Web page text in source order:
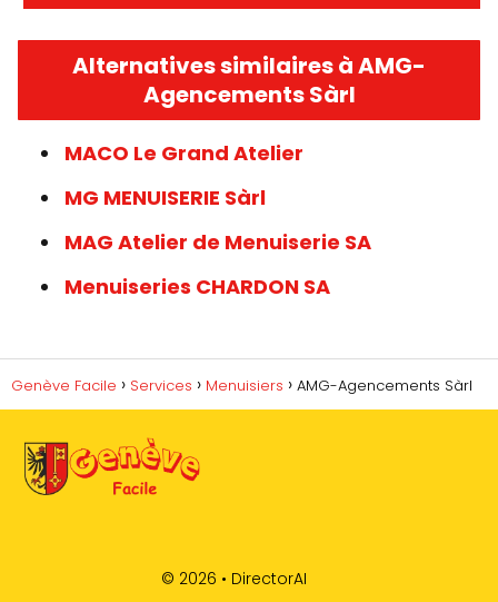
Alternatives similaires à AMG-
Agencements Sàrl
MACO Le Grand Atelier
MG MENUISERIE Sàrl
MAG Atelier de Menuiserie SA
Menuiseries CHARDON SA
Genève Facile Services Menuisiers AMG-Agencements Sàrl
© 2026 • DirectorAI